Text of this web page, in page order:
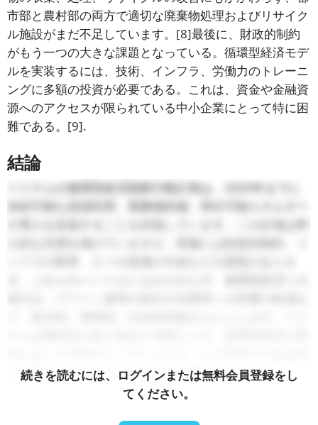
市部と農村部の両方で適切な廃棄物処理およびリサイク
ル施設がまだ不足しています。 [8]最後に、財政的制約
がもう一つの大きな課題となっている。循環型経済モデ
ルを実装するには、技術、インフラ、労働力のトレーニ
ングに多額の投資が必要である。これは、資金や金融資
源へのアクセスが限られている中小企業にとって特に困
難である。 [9].
結論
ベトナムの循環型経済国家行動計画は、2035年までに
持続可能な資源利用、廃棄物削減、再生可能エネルギー
心的な目標を掲げていますが、実施には財政的制約、イ
続可能な未来への道を切り開く可能性があります。
続きを読むには、ログインまたは無料会員登録をし
てください。